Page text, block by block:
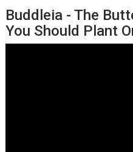
Buddleia - The
You Should Plant